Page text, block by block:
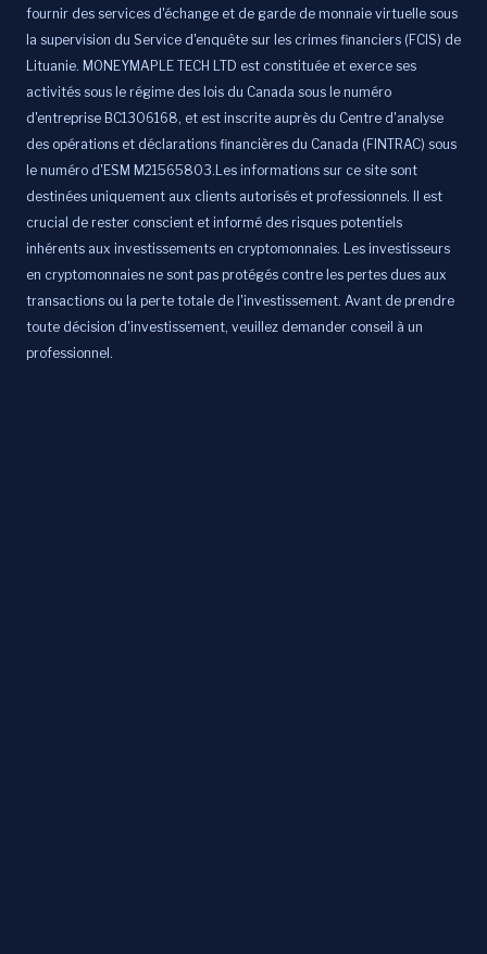
fournir des services d'échange et de garde de monnaie virtuelle sous
la supervision du Service d'enquête sur les crimes financiers (FCIS) de
Lituanie. MONEYMAPLE TECH LTD est constituée et exerce ses
activités sous le régime des lois du Canada sous le numéro
d'entreprise BC1306168, et est inscrite auprès du Centre d'analyse
des opérations et déclarations financières du Canada (FINTRAC) sous
le numéro d'ESM M21565803.Les informations sur ce site sont
destinées uniquement aux clients autorisés et professionnels. Il est
crucial de rester conscient et informé des risques potentiels
inhérents aux investissements en cryptomonnaies. Les investisseurs
en cryptomonnaies ne sont pas protégés contre les pertes dues aux
transactions ou la perte totale de l'investissement. Avant de prendre
toute décision d'investissement, veuillez demander conseil à un
professionnel.